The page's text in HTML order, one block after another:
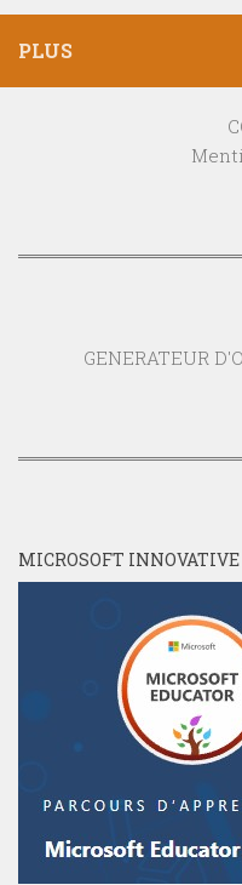
PLUS
GENERATEUR
MICROSOFT INNOVATIVE